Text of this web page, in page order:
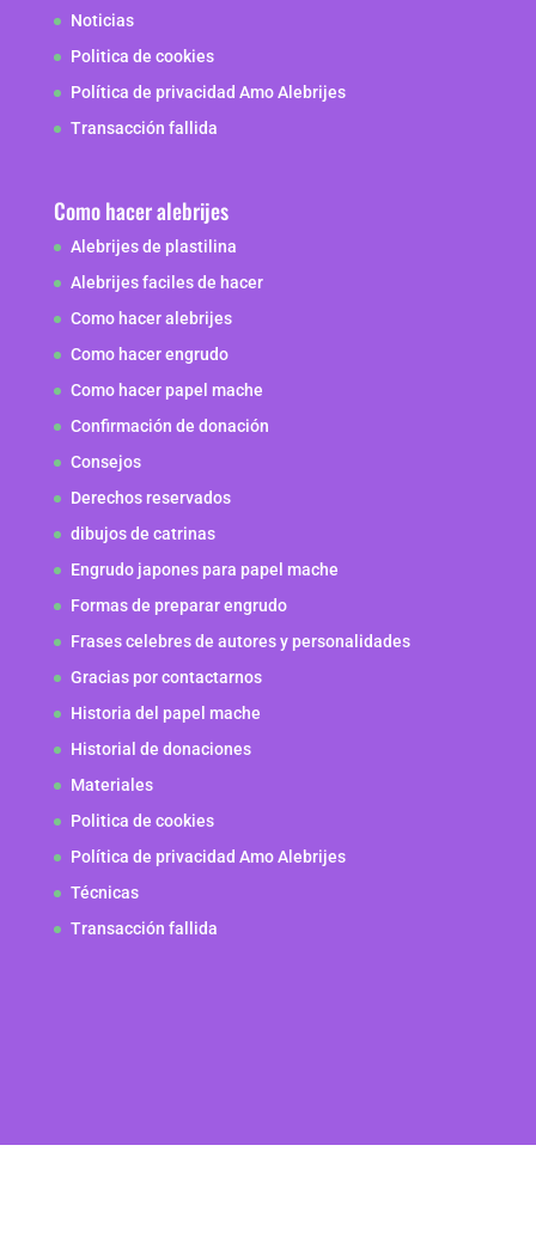
Noticias
Politica de cookies
Política de privacidad Amo Alebrijes
Transacción fallida
Como hacer alebrijes
Alebrijes de plastilina
Alebrijes faciles de hacer
Como hacer alebrijes
Como hacer engrudo
Como hacer papel mache
Confirmación de donación
Consejos
Derechos reservados
dibujos de catrinas
Engrudo japones para papel mache
Formas de preparar engrudo
Frases celebres de autores y personalidades
Gracias por contactarnos
Historia del papel mache
Historial de donaciones
Materiales
Politica de cookies
Política de privacidad Amo Alebrijes
Técnicas
Transacción fallida